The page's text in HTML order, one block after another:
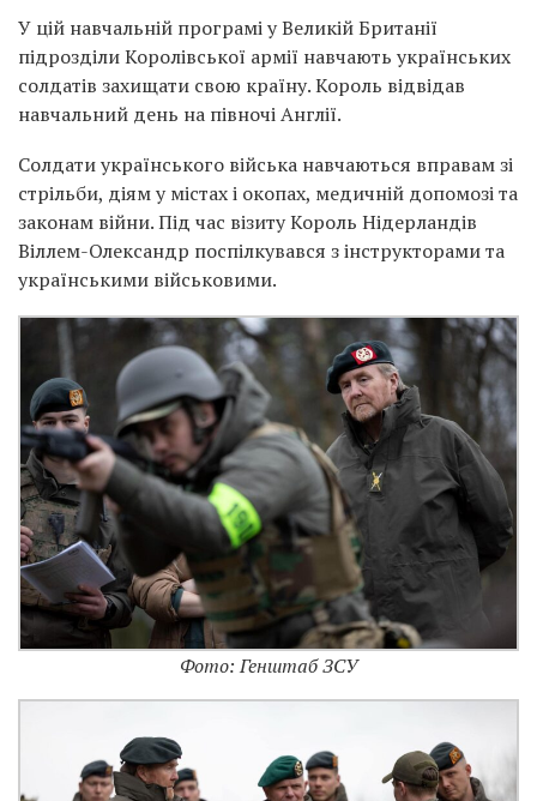
У цій навчальній програмі у Великій Британії
підрозділи Королівської армії навчають українських
солдатів захищати свою країну. Король відвідав
навчальний день на півночі Англії.
Солдати українського війська навчаються вправам зі
стрільби, діям у містах і окопах, медичній допомозі та
законам війни. Під час візиту Король Нідерландів
Віллем-Олександр поспілкувався з інструкторами та
українськими військовими.
Фото: Генштаб ЗСУ